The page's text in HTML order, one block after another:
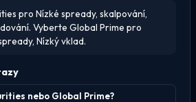
pro Nízké spready, skalpování,
Vyberte Global Prime pro
Nízký vklad.
nebo Global Prime?